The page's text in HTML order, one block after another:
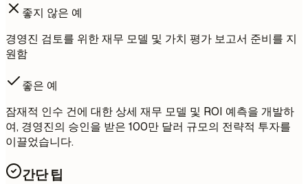
좋지 않은 예
경영진 검토를 위한 재무 모델 및 가치 평가 보고서 준비를 지
원함
좋은 예
잠재적 인수 건에 대한 상세 재무 모델 및 ROI 예측을 개발하
여, 경영진의 승인을 받은 100만 달러 규모의 전략적 투자를
이끌었습니다.
간단 팁